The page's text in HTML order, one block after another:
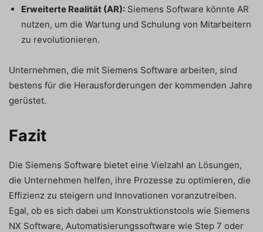
Erweiterte Realität (AR): Siemens Software könnte AR
nutzen, um die Wartung und Schulung von Mitarbeitern
zu revolutionieren.
Unternehmen, die mit Siemens Software arbeiten, sind
bestens für die Herausforderungen der kommenden Jahre
gerüstet.
Fazit
Die Siemens Software bietet eine Vielzahl an Lösungen,
die Unternehmen helfen, ihre Prozesse zu optimieren, die
Effizienz zu steigern und Innovationen voranzutreiben.
Egal, ob es sich dabei um Konstruktionstools wie Siemens
NX Software, Automatisierungssoftware wie Step 7 oder